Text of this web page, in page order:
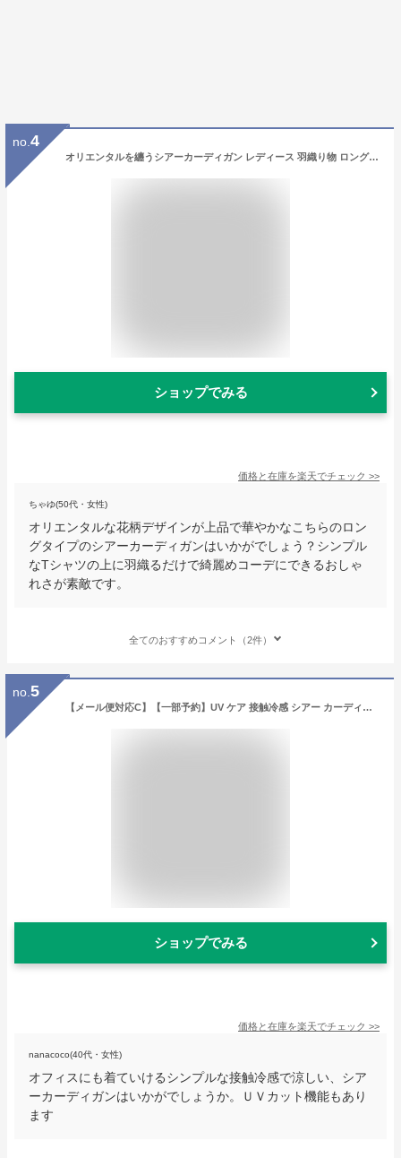
no. 4
オリエンタルを纏うシアーカーディガン レディース 羽織り物 ロング 花柄 フラワー パイピング ブラック ボタンレス 黒 春 春服 夏 夏服 秋 秋服 30代 40代 50代 60代 サワアラモード sawaalamode otona 大人 kawaii 可愛い 洋服 かわいい服 【4月20日20時販売新作】
ショップでみる
価格と在庫を楽天でチェック >>
ちゃゆ(50代・女性)
オリエンタルな花柄デザインが上品で華やかなこちらのロン
グタイプのシアーカーディガンはいかがでしょう？シンプル
なTシャツの上に羽織るだけで綺麗めコーデにできるおしゃ
れさが素敵です。
全てのおすすめコメント（2件）
no. 5
【メール便対応C】【一部予約】UV ケア 接触冷感 シアー カーディガン レディース UVカット ドライタッチ Vネック オーバーサイズ 日焼け対策 冷房対策 羽織り 体型カバー 長袖 速乾 透け感 春 夏 秋
ショップでみる
価格と在庫を楽天でチェック >>
nanacoco(40代・女性)
オフィスにも着ていけるシンプルな接触冷感で涼しい、シア
ーカーディガンはいかがでしょうか。ＵＶカット機能もあり
ます